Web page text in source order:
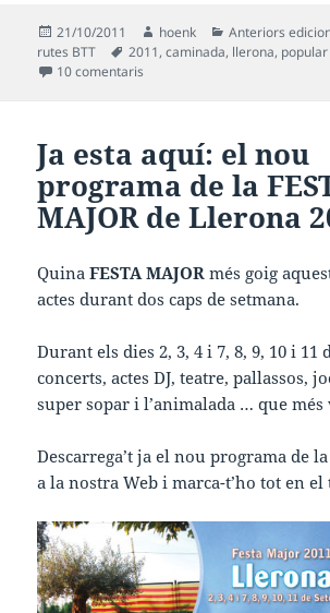
Publicat
el
21/10/2011 Autor
hoenk Categories
Anteriors
rutes BTT
Etiquetes
2011,caminada, llerona, popular
10 comentaris
Ja esta aquí: el nou
programa de la
MAJOR de Llerona
QuinaFESTA MAJOR més goig
actes durant dos caps de setmana.
Durant els dies 2, 3, 4 i 7, 8, 9, 10 i 11
concerts, actes DJ, teatre, pallassos,
super sopar i l’animalada … que més
Descarrega’t ja el nou programa de
a la nostra Web i marca-t’ho tot en